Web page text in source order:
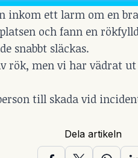
inkom ett larm om en
och fann en
snabbt släckas.
rök, men vi har vädrat
till skada vid
Dela artikeln